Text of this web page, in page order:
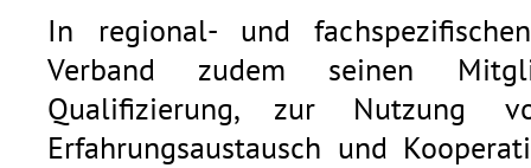
In regional- und
Verband zudem seinen
Qualifizierung, zur Nutzung
Erfahrungsaustausch und